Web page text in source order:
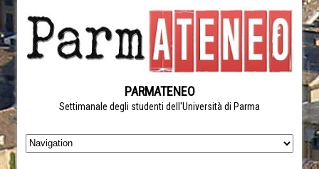
PARMATENEO
Settimanale degli studenti dell'Università di Parma